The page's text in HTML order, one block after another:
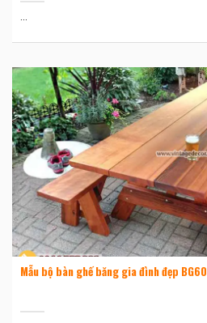
Mẫu bộ bàn ghế băng gia đình đẹp BG60